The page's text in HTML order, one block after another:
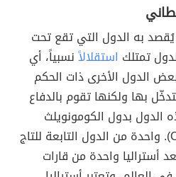
يُقصد به الدول التي تقع تحت
تمتلك استقلالاًنسبياً، أي
الدول الأخرى ذات الحكم
بها ولكنها تقوم بالدفاع
بدول الكومونويلث
(بالإنجلزية: Commonwealth). واحدة من الدول التابعة للتاج
أستراليا واحدة من قارات